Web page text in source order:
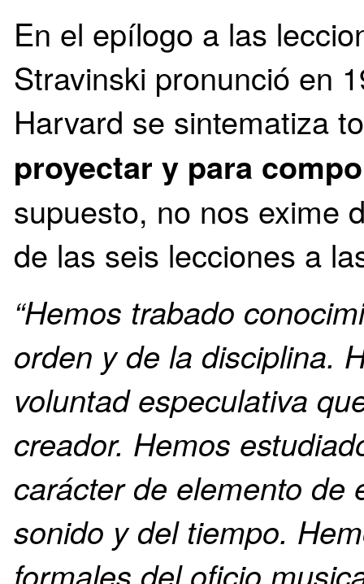
En el epílogo a las
Stravinski pronunció en
Harvard se sintematiza
proyectar y para
supuesto, no nos exime
de las seis lecciones a
“Hemos trabado
orden y de la disciplina.
voluntad especulativa
creador. Hemos
carácter de elemento de
sonido y del tiempo.